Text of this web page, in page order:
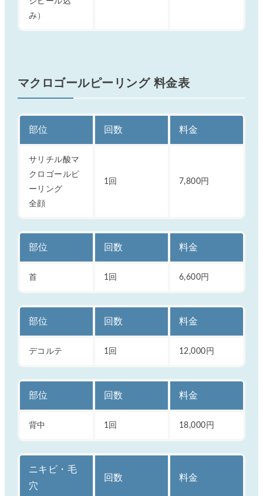
み）
マクロゴールピーリング 料金表
部位 回数 料金
サリチル酸マ
クロゴールピ
ーリング
全顔
1回 7,800円
部位 回数 料金
首 1回 6,600円
部位 回数 料金
デコルテ 1回 12,000円
部位 回数 料金
背中 1回 18,000円
ニキビ・毛
穴
回数 料金